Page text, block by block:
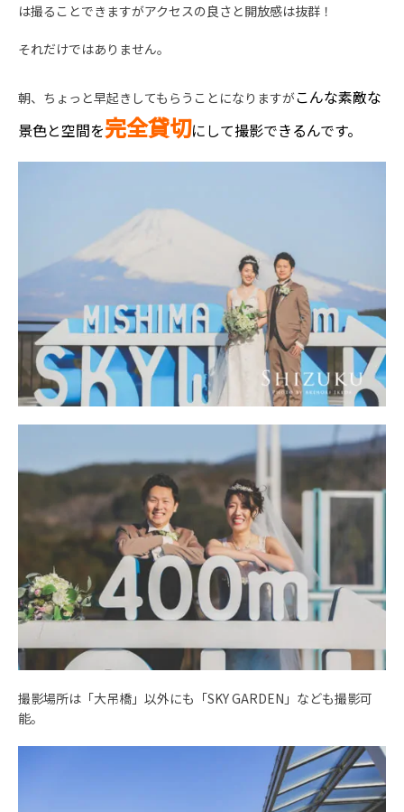
は撮ることできますがアクセスの良さと開放感は抜群！
それだけではありません。
朝、ちょっと早起きしてもらうことになりますがこんな素敵な
景色と空間を完全貸切にして撮影できるんです。
撮影場所は「大吊橋」以外にも「SKY GARDEN」なども撮影可
能。